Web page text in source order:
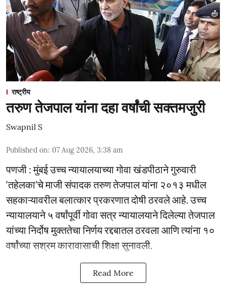
राष्ट्रीय
तरुण तेजपाल यांना दहा वर्षांची सक्तमजुरी
Swapnil S
Published on: 07 Aug 2026, 3:38 am
पणजी : मुंबई उच्च न्यायालयाच्या गोवा खंडपीठाने गुरुवारी
‘तहेलका’चे माजी संपादक तरुण तेजपाल यांना २०१३ मधील
सहकाऱ्यावरील बलात्कार प्रकरणात दोषी ठरवले आहे. उच्च
न्यायालयाने ५ वर्षांपूर्वी गोवा सत्र न्यायालयाने दिलेल्या तेजपाल
यांच्या निर्दोष मुक्ततेचा निर्णय रद्दबातल ठरवला आणि त्यांना १०
वर्षांच्या सश्रम कारावासाची शिक्षा सुनावली.
Read More